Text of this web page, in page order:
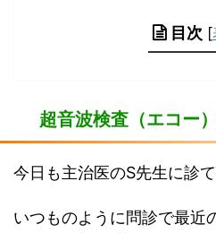
目次 [
超音波検査（エコー
今日も主治医のS先生に診て
いつものように問診で最近